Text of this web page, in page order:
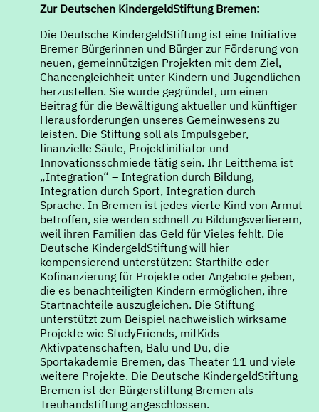
Zur Deutschen KindergeldStiftung Bremen:
Die Deutsche KindergeldStiftung ist eine Initiative
Bremer Bürgerinnen und Bürger zur Förderung von
neuen, gemeinnützigen Projekten mit dem Ziel,
Chancengleichheit unter Kindern und Jugendlichen
herzustellen. Sie wurde gegründet, um einen
Beitrag für die Bewältigung aktueller und künftiger
Herausforderungen unseres Gemeinwesens zu
leisten. Die Stiftung soll als Impulsgeber,
finanzielle Säule, Projektinitiator und
Innovationsschmiede tätig sein. Ihr Leitthema ist
„Integration“ – Integration durch Bildung,
Integration durch Sport, Integration durch
Sprache. In Bremen ist jedes vierte Kind von Armut
betroffen, sie werden schnell zu Bildungsverlierern,
weil ihren Familien das Geld für Vieles fehlt. Die
Deutsche KindergeldStiftung will hier
kompensierend unterstützen: Starthilfe oder
Kofinanzierung für Projekte oder Angebote geben,
die es benachteiligten Kindern ermöglichen, ihre
Startnachteile auszugleichen. Die Stiftung
unterstützt zum Beispiel nachweislich wirksame
Projekte wie StudyFriends, mitKids
Aktivpatenschaften, Balu und Du, die
Sportakademie Bremen, das Theater 11 und viele
weitere Projekte. Die Deutsche KindergeldStiftung
Bremen ist der Bürgerstiftung Bremen als
Treuhandstiftung angeschlossen.